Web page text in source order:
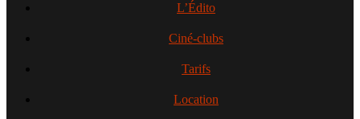
L’Édito
Ciné-clubs
Tarifs
Location